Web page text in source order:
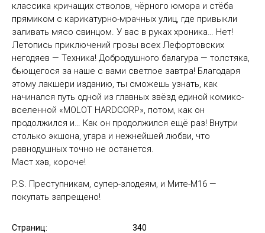
классика кричащих стволов, чёрного юмора и стёба
прямиком с карикатурно-мрачных улиц, где привыкли
заливать мясо свинцом. У вас в руках хроника… Нет!
Летопись приключений грозы всех Лефортовских
негодяев — Техника! Добродушного балагура — толстяка,
бьющегося за наше с вами светлое завтра! Благодаря
этому лакшери изданию, ты сможешь узнать, как
начинался путь одной из главных звёзд единой комикс-
вселенной «MOLOT HARDCORP», потом, как он
продолжился и… Как он продолжился ещё раз! Внутри
столько экшона, угара и нежнейшей любви, что
равнодушных точно не останется.
Маст хэв, короче!
P.S. Преступникам, супер-злодеям, и Мите-М16 —
покупать запрещено!
Страниц:
340